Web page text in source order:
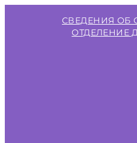
СВЕДЕНИЯ ОБ
ОТДЕЛЕНИЕ